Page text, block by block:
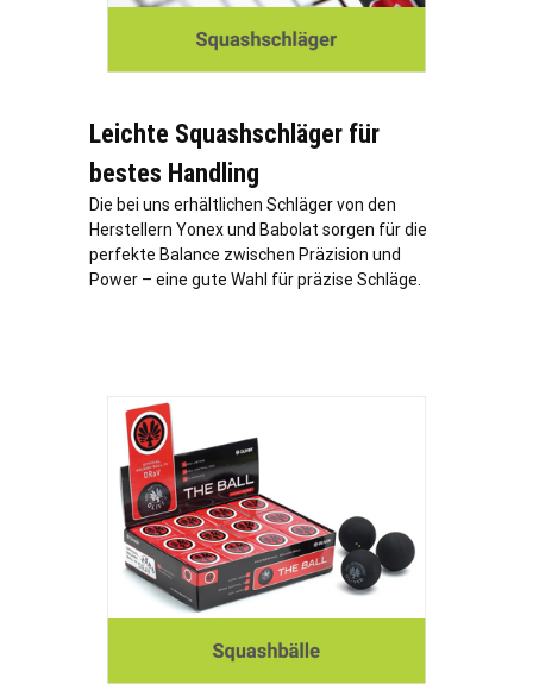
Leichte Squashschläger für
bestes Handling
Die bei uns erhältlichen Schläger von den
Herstellern Yonex und Babolat sorgen für die
perfekte Balance zwischen Präzision und
Power – eine gute Wahl für präzise Schläge.